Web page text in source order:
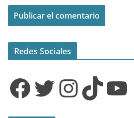
Redes Sociales
Facebook Twitter InstagramTikTok YouTube